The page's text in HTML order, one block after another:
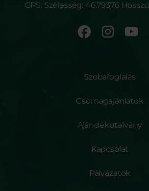
GPS: Szélesség: 46.79376
Szobafoglalás
Csomagajánlatok
Ajándékutalvány
Kapcsolat
Pályázatok